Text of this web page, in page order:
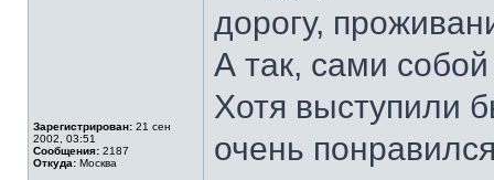
Зарегистрирован: 21 сен
2002, 03:51
Сообщения: 2187
Откуда: Москва
дорогу,
А так, сами
Хотя выступили
очень